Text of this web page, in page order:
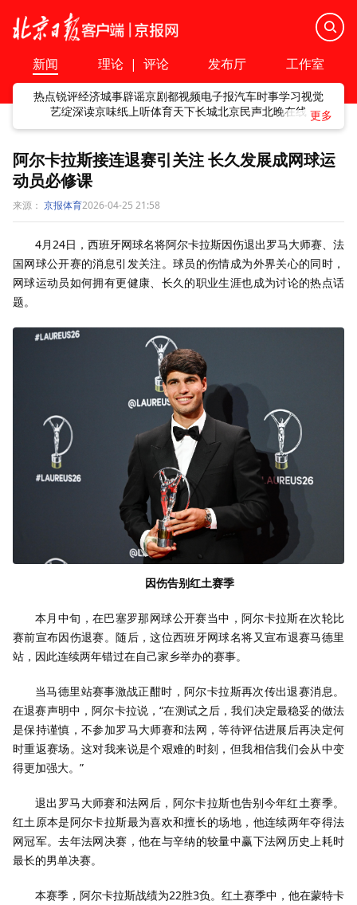
新闻 理论 | 评论 发布厅 工作室
热点锐评经济城事辟谣京剧都视频电子报汽车时事学习视觉
艺绽深读京味纸上听体育天下长城北京民声北晚在线
阿尔卡拉斯接连退赛引关注 长久发展成网球运
动员必修课
来源： 京报体育2026-04-25 21:58
4月24日，西班牙网球名将阿尔卡拉斯因伤退出罗马大师赛、法
国网球公开赛的消息引发关注。球员的伤情成为外界关心的同时，
网球运动员如何拥有更健康、长久的职业生涯也成为讨论的热点话
题。
因伤告别红土赛季
本月中旬，在巴塞罗那网球公开赛当中，阿尔卡拉斯在次轮比
赛前宣布因伤退赛。随后，这位西班牙网球名将又宣布退赛马德里
站，因此连续两年错过在自己家乡举办的赛事。
当马德里站赛事激战正酣时，阿尔卡拉斯再次传出退赛消息。
在退赛声明中，阿尔卡拉说，“在测试之后，我们决定最稳妥的做法
是保持谨慎，不参加罗马大师赛和法网，等待评估进展后再决定何
时重返赛场。这对我来说是个艰难的时刻，但我相信我们会从中变
得更加强大。”
退出罗马大师赛和法网后，阿尔卡拉斯也告别今年红土赛季。
红土原本是阿尔卡拉斯最为喜欢和擅长的场地，他连续两年夺得法
网冠军。去年法网决赛，他在与辛纳的较量中赢下法网历史上耗时
最长的男单决赛。
本赛季，阿尔卡拉斯战绩为22胜3负。红土赛季中，他在蒙特卡